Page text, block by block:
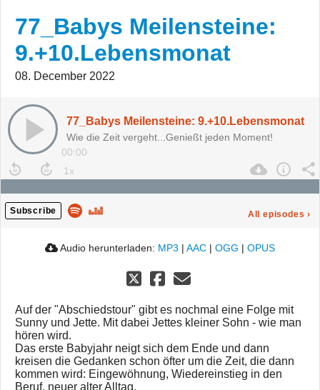
77_Babys Meilensteine:
9.+10.Lebensmonat
08. December 2022
77_Babys Meilensteine: 9.+10.Lebensmonat
Wie die Zeit vergeht...Genießt jeden Moment!
00:00
Subscribe All episodes ›
Audio herunterladen: MP3 | AAC | OGG | OPUS
Auf der "Abschiedstour" gibt es nochmal eine Folge mit
Sunny und Jette. Mit dabei Jettes kleiner Sohn - wie man
hören wird.
Das erste Babyjahr neigt sich dem Ende und dann
kreisen die Gedanken schon öfter um die Zeit, die dann
kommen wird: Eingewöhnung, Wiedereinstieg in den
Beruf, neuer alter Alltag.